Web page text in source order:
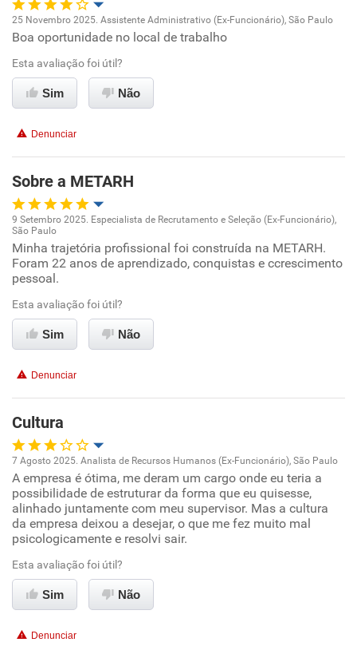
Oportunidade de promoção
Ambiente de trabalho
Benefícios
Recomenda esta empresa
Recomenda a diretoria
25 Novembro 2025. Assistente Administrativo (Ex-Funcionário), São Paulo
Boa oportunidade no local de trabalho
Esta avaliação foi útil?
Sim Não
Denunciar
Sobre a METARH
Oportunidade de promoção
Ambiente de trabalho
Conciliação com a vida familiar
Recomenda esta empresa
Recomenda a diretoria
9 Setembro 2025. Especialista de Recrutamento e Seleção (Ex-Funcionário),
São Paulo
Minha trajetória profissional foi construída na METARH.
Foram 22 anos de aprendizado, conquistas e ccrescimento
pessoal.
Esta avaliação foi útil?
Sim Não
Denunciar
Cultura
Oportunidade de promoção
Ambiente de trabalho
Conciliação com a vida familiar
Benefícios
Recomenda esta empresa
7 Agosto 2025. Analista de Recursos Humanos (Ex-Funcionário), São Paulo
A empresa é ótima, me deram um cargo onde eu teria a
possibilidade de estruturar da forma que eu quisesse,
alinhado juntamente com meu supervisor. Mas a cultura
da empresa deixou a desejar, o que me fez muito mal
psicologicamente e resolvi sair.
Esta avaliação foi útil?
Sim Não
Denunciar